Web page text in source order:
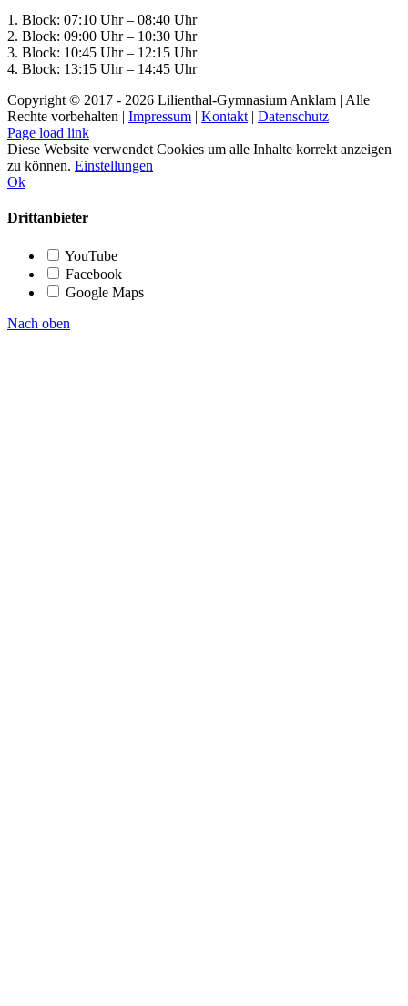
1. Block: 07:10 Uhr – 08:40 Uhr
2. Block: 09:00 Uhr – 10:30 Uhr
3. Block: 10:45 Uhr – 12:15 Uhr
4. Block: 13:15 Uhr – 14:45 Uhr
Copyright © 2017 - 2026 Lilienthal-Gymnasium Anklam | Alle
Rechte vorbehalten | Impressum | Kontakt | Datenschutz
Page load link
Diese Website verwendet Cookies um alle Inhalte korrekt anzeigen
zu können. Einstellungen
Ok
Drittanbieter
YouTube
Facebook
Google Maps
Nach oben